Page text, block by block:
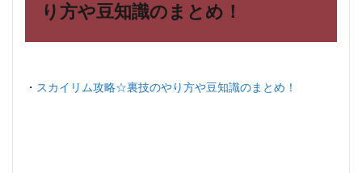
り方や豆知識のまとめ！
・ スカイリム攻略☆裏技のやり方や豆知識のまとめ！